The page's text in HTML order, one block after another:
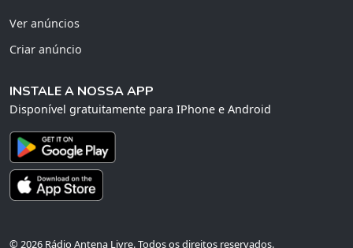
Ver anúncios
Criar anúncio
INSTALE A NOSSA APP
Disponível gratuitamente para IPhone e Android
© 2026 Rádio Antena Livre. Todos os direitos reservados.